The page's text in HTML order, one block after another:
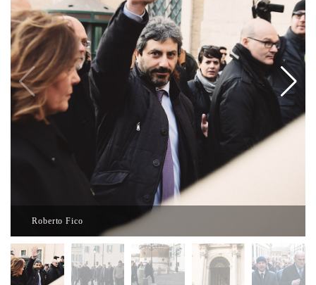
Roberto Fico